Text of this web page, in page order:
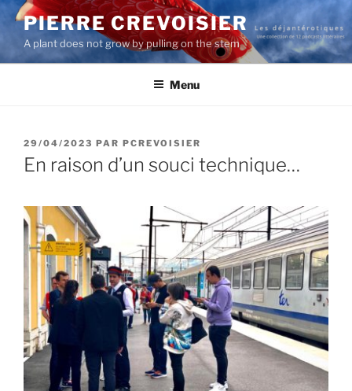
Aller
contenu
principal
PIERRE CREVOISIER
A plant does not grow by pulling on the stem
Menu
PUBLIÉ
LE
29/04/2023 PAR PCREVOISIER
En raison d’un souci technique…